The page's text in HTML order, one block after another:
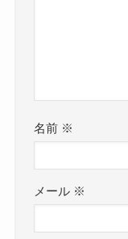
名前 ※
メール ※